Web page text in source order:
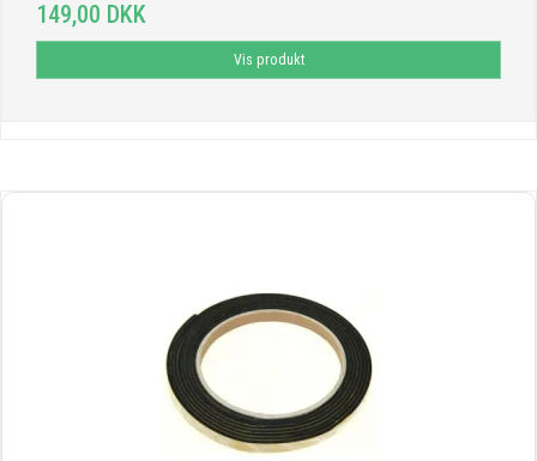
149,00 DKK
Vis produkt